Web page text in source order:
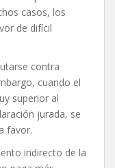
casos, los
de difícil
contra
cuando el
superior al
jurada, se
favor.
indirecto de la